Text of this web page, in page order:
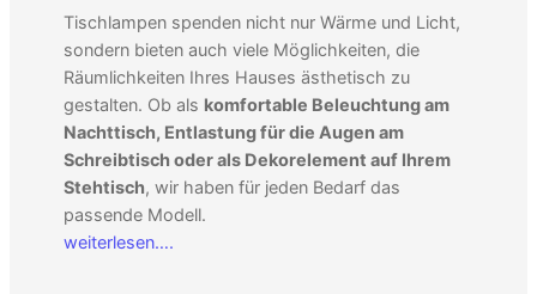
Tischlampen spenden nicht nur Wärme und Licht,
sondern bieten auch viele Möglichkeiten, die
Räumlichkeiten Ihres Hauses ästhetisch zu
gestalten. Ob als komfortable Beleuchtung am
Nachttisch, Entlastung für die Augen am
Schreibtisch oder als Dekorelement auf Ihrem
Stehtisch, wir haben für jeden Bedarf das
passende Modell.
weiterlesen….